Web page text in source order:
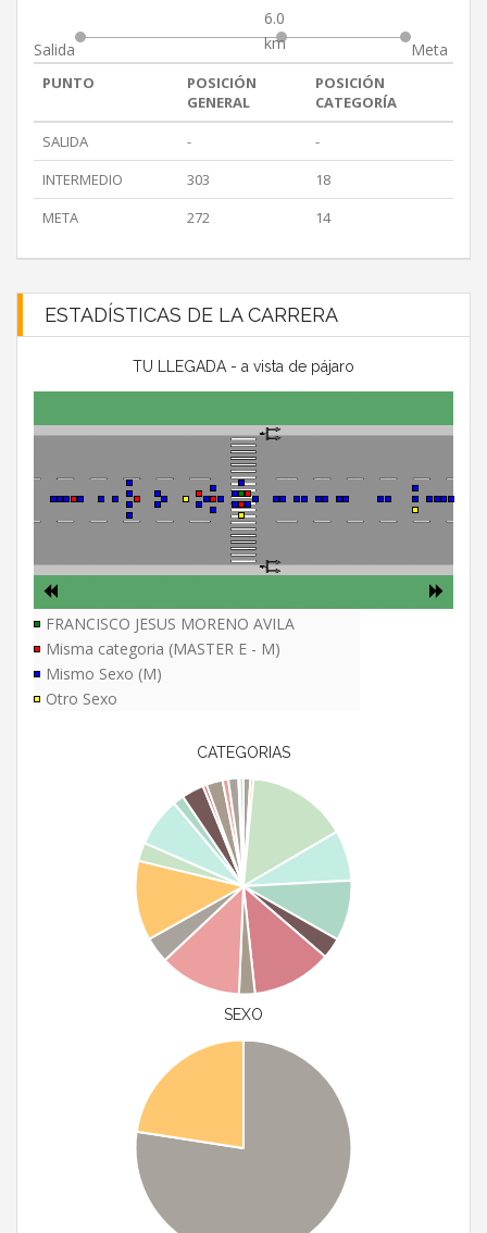
Salida
6.0
km
Meta
PUNTO
POSICIÓN
GENERAL
POSICIÓN
CATEGORÍA
SALIDA
-
-
INTERMEDIO
303
18
META
272 14
ESTADÍSTICAS DE LA CARRERA
TU LLEGADA - a vista de pájaro
FRANCISCO JESUS MORENO AVILA
Misma categoria (MASTER E - M)
Mismo Sexo (M)
Otro Sexo
CATEGORIAS
SEXO